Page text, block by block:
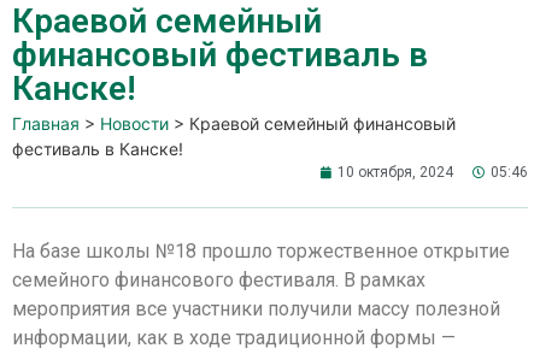
Краевой семейный
финансовый фестиваль в
Канске!
Главная > Новости > Краевой семейный финансовый
фестиваль в Канске!
10 октября, 2024 05:46
На базе школы №18 прошло торжественное открытие
семейного финансового фестиваля. В рамках
мероприятия все участники получили массу полезной
информации, как в ходе традиционной формы —